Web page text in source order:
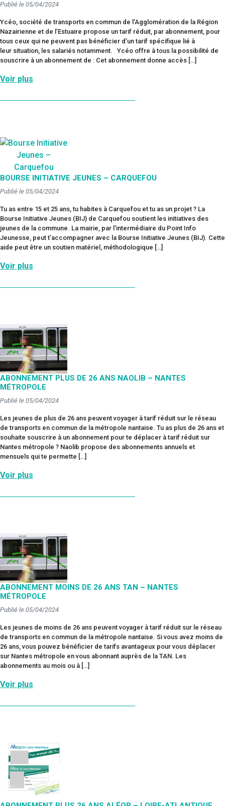
Publié le 05/04/2024
Ycéo, société de transports en commun de l’Agglomération de la Région
Nazairienne et de l’Estuaire propose un tarif réduit, par abonnement, pour
tous ceux qui ne peuvent pas bénéficier d’un tarif spécifique lié à
leur situation, les salariés notamment. Ycéo offre à tous la possibilité de
souscrire à un abonnement de : Cet abonnement donne accès […]
Voir plus
BOURSE INITIATIVE JEUNES – CARQUEFOU
Publié le 05/04/2024
Tu as entre 15 et 25 ans, tu habites à Carquefou et tu as un projet ? La
Bourse Initiative Jeunes (BIJ) de Carquefou soutient les initiatives des
jeunes de la commune. La mairie, par l’intermédiaire du Point Info
Jeunesse, peut t’accompagner avec la Bourse Initiative Jeunes (BIJ). Cette
aide peut être un soutien matériel, méthodologique […]
Voir plus
ABONNEMENT PLUS DE 26 ANS NAOLIB – NANTES
MÉTROPOLE
Publié le 05/04/2024
Les jeunes de plus de 26 ans peuvent voyager à tarif réduit sur le réseau
de transports en commun de la métropole nantaise. Tu as plus de 26 ans et
souhaite souscrire à un abonnement pour te déplacer à tarif réduit sur
Nantes métropole ? Naolib propose des abonnements annuels et
mensuels qui te permette […]
Voir plus
ABONNEMENT MOINS DE 26 ANS TAN – NANTES
MÉTROPOLE
Publié le 05/04/2024
Les jeunes de moins de 26 ans peuvent voyager à tarif réduit sur le réseau
de transports en commun de la métropole nantaise. Si vous avez moins de
26 ans, vous pouvez bénéficier de tarifs avantageux pour vous déplacer
sur Nantes métropole en vous abonnant auprès de la TAN. Les
abonnements au mois ou à […]
Voir plus